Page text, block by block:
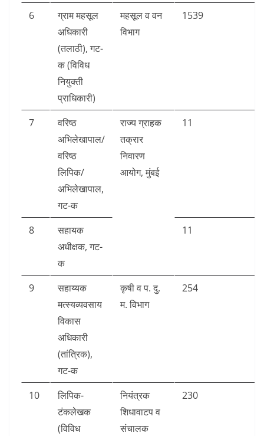
6
ग्राम महसूल
अधिकारी
(तलाठी), गट-
क (विविध
नियुक्ती
प्राधिकारी)
महसूल व वन
विभाग
1539
7
वरिष्ठ
अभिलेखापाल/
वरिष्ठ
लिपिक/
अभिलेखापाल,
गट-क
राज्य ग्राहक
तक्रार
निवारण
आयोग, मुंबई
11
8
सहायक
अधीक्षक, गट-
क
11
9
सहाय्यक
मत्स्यव्यवसाय
विकास
अधिकारी
(तांत्रिक),
गट-क
कृषी व प. दु.
म. विभाग
254
10
लिपिक-
टंकलेखक
(विविध
नियंत्रक
शिधावाटप व
संचालक
230